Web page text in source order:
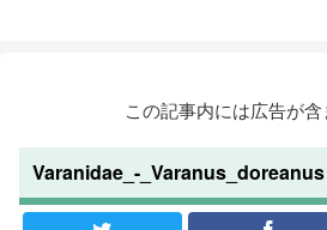
この記事内には広告が含
Varanidae_-_Varanus_doreanus